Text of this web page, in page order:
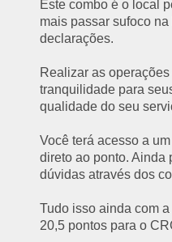
Este combo é o local
mais passar sufoco
declarações.
Realizar as
tranquilidade para
qualidade do seu
Você terá acesso a
direto ao ponto. Ainda
dúvidas através dos
Tudo isso ainda com
20,5 pontos para o